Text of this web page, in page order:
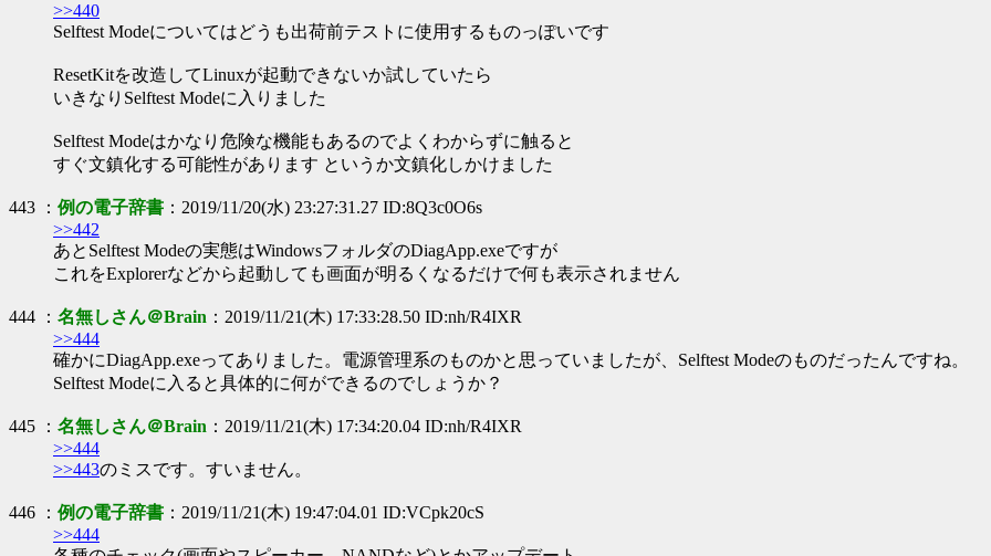
>>440
Selftest Modeについてはどうも出荷前テストに使用するものっぽいです
ResetKitを改造してLinuxが起動できないか試していたら
いきなりSelftest Modeに入りました
Selftest Modeはかなり危険な機能もあるのでよくわからずに触ると
すぐ文鎮化する可能性があります というか文鎮化しかけました
443 ： 例の電子辞書 ：2019/11/20(水) 23:27:31.27 ID:8Q3c0O6s
>>442
あとSelftest Modeの実態はWindowsフォルダのDiagApp.exeですが
これをExplorerなどから起動しても画面が明るくなるだけで何も表示されません
444 ： 名無しさん＠Brain ：2019/11/21(木) 17:33:28.50 ID:nh/R4IXR
>>444
確かにDiagApp.exeってありました。電源管理系のものかと思っていましたが、Selftest Modeのものだったんですね。
Selftest Modeに入ると具体的に何ができるのでしょうか？
445 ： 名無しさん＠Brain ：2019/11/21(木) 17:34:20.04 ID:nh/R4IXR
>>444
>>443のミスです。すいません。
446 ： 例の電子辞書 ：2019/11/21(木) 19:47:04.01 ID:VCpk20cS
>>444